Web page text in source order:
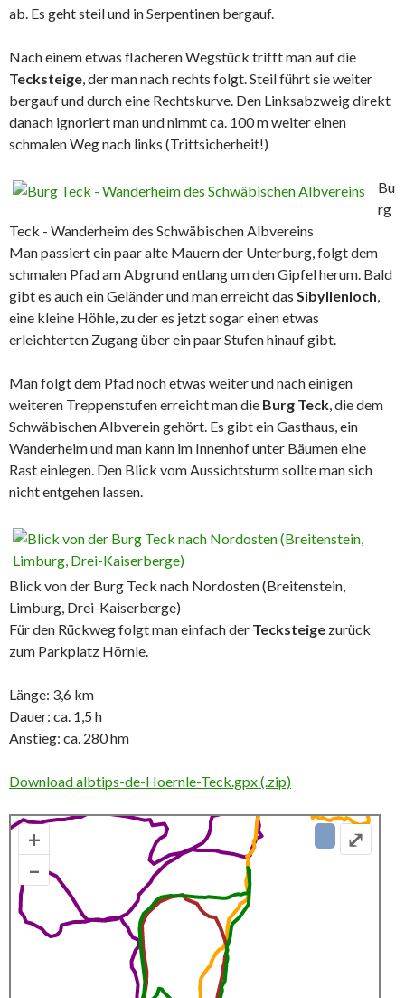
ab. Es geht steil und in Serpentinen bergauf.
Nach einem etwas flacheren Wegstück trifft man auf die
Tecksteige, der man nach rechts folgt. Steil führt sie weiter
bergauf und durch eine Rechtskurve. Den Linksabzweig direkt
danach ignoriert man und nimmt ca. 100 m weiter einen
schmalen Weg nach links (Trittsicherheit!)
Bu
rg
Teck - Wanderheim des Schwäbischen Albvereins
Man passiert ein paar alte Mauern der Unterburg, folgt dem
schmalen Pfad am Abgrund entlang um den Gipfel herum. Bald
gibt es auch ein Geländer und man erreicht das Sibyllenloch,
eine kleine Höhle, zu der es jetzt sogar einen etwas
erleichterten Zugang über ein paar Stufen hinauf gibt.
Man folgt dem Pfad noch etwas weiter und nach einigen
weiteren Treppenstufen erreicht man die Burg Teck, die dem
Schwäbischen Albverein gehört. Es gibt ein Gasthaus, ein
Wanderheim und man kann im Innenhof unter Bäumen eine
Rast einlegen. Den Blick vom Aussichtsturm sollte man sich
nicht entgehen lassen.
Blick von der Burg Teck nach Nordosten (Breitenstein,
Limburg, Drei-Kaiserberge)
Für den Rückweg folgt man einfach der Tecksteige zurück
zum Parkplatz Hörnle.
Länge: 3,6 km
Dauer: ca. 1,5 h
Anstieg: ca. 280 hm
Download albtips-de-Hoernle-Teck.gpx (.zip)
+
–
⤢